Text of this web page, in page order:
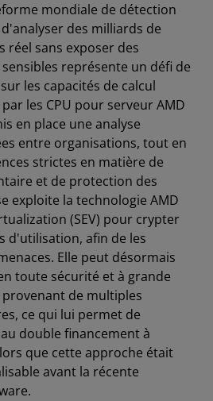
mondiale de détection
des milliards de
réel sans exposer des
représente un défi de
les capacités de calcul
les CPU pour serveur AMD
en place une analyse
entre organisations, tout en
strictes en matière de
et de protection des
exploite la technologie AMD
(SEV) pour crypter
d'utilisation, afin de les
Elle peut désormais
toute sécurité et à grande
de multiples
ce qui lui permet de
double financement à
que cette approche était
avant la récente